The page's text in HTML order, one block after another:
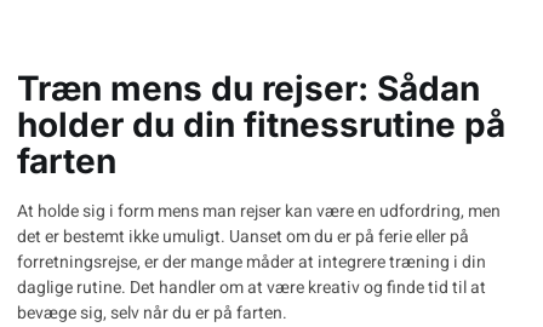
Træn mens du rejser: Sådan
holder du din fitnessrutine på
farten
At holde sig i form mens man rejser kan være en udfordring, men
det er bestemt ikke umuligt. Uanset om du er på ferie eller på
forretningsrejse, er der mange måder at integrere træning i din
daglige rutine. Det handler om at være kreativ og finde tid til at
bevæge sig, selv når du er på farten.